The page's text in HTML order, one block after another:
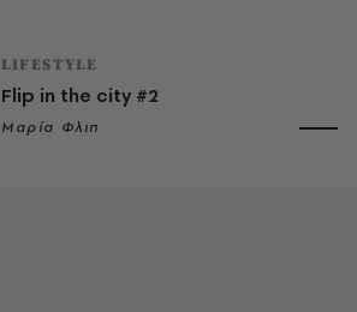
LIFESTYLE
Flip in the city #2
Μαρία Φλιπ